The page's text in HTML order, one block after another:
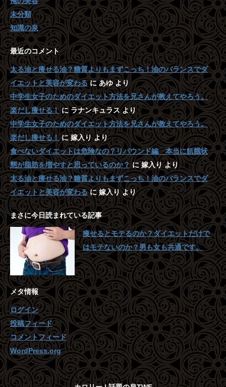
未分類
知識の泉
最近のコメント
太る油と痩せる油？糖質よりもまずこっち！油のバランスでダ
イエットと美容が変わるにあゆより
中学生女子のためのダイエット方法を兄さんが教えてやろう。
楽だし痩せる！に ラナンキュラスより
中学生女子のためのダイエット方法を兄さんが教えてやろう。
楽だし痩せる！に嫁入りより
食べないダイエットは危険なの？リバウンド編 本当に飢餓状
態が脂肪を増やすと思っているのか？ に嫁入りより
太る油と痩せる油？糖質よりもまずこっち！油のバランスでダ
イエットと美容が変わるに嫁入りより
まさに今日読まれている記事
痩せるとモテるのか？ダイエットだけで
はモテないのか？男も女も共通です。
メタ情報
ログイン
投稿フィード
コメントフィード
WordPress.org